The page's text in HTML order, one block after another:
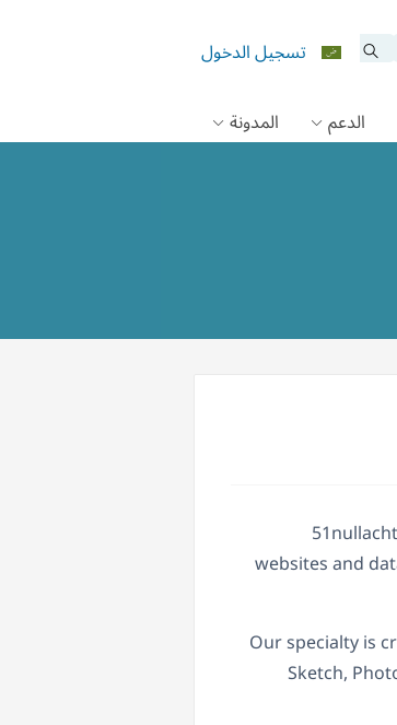
تسجيل الدخول
الدعم المدونة
websites and
Our specialty is
Sketch,